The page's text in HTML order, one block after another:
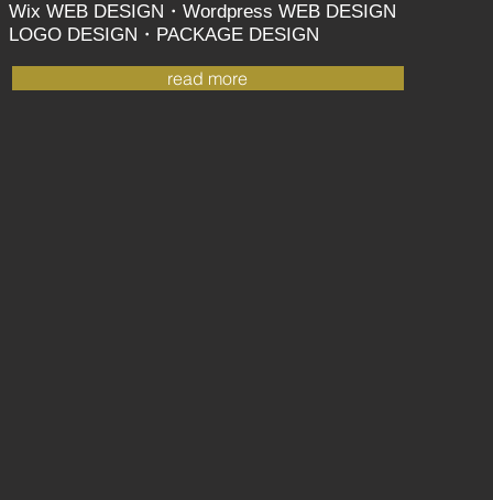
Wix WEB DESIGN・Wordpress WEB DESIGN
LOGO DESIGN・PACKAGE DESIGN
read more